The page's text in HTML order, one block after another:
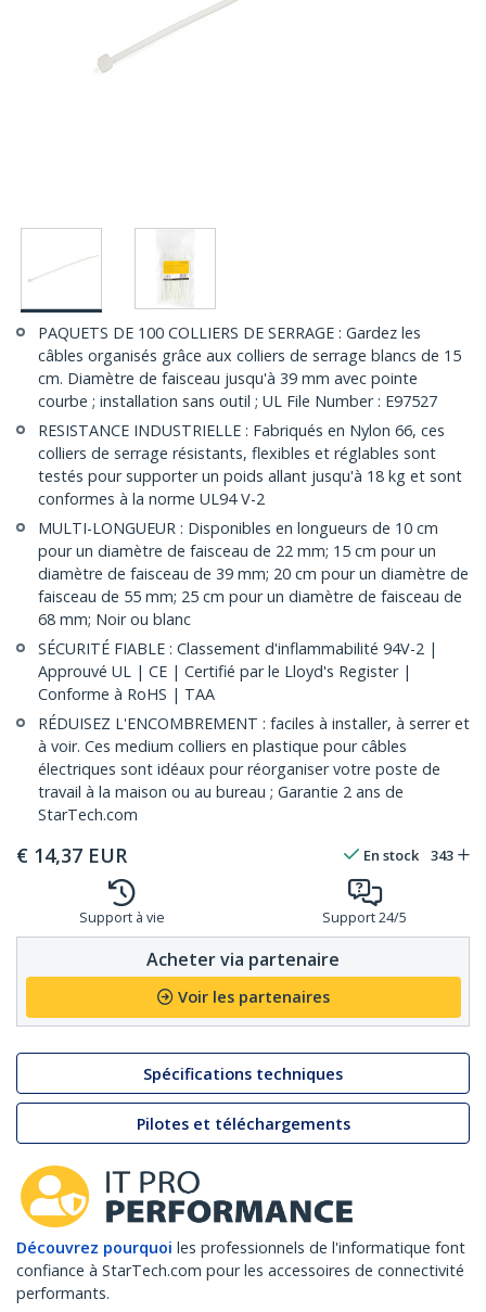
PAQUETS DE 100 COLLIERS DE SERRAGE : Gardez les
câbles organisés grâce aux colliers de serrage blancs de 15
cm. Diamètre de faisceau jusqu'à 39 mm avec pointe
courbe ; installation sans outil ; UL File Number : E97527
RESISTANCE INDUSTRIELLE : Fabriqués en Nylon 66, ces
colliers de serrage résistants, flexibles et réglables sont
testés pour supporter un poids allant jusqu'à 18 kg et sont
conformes à la norme UL94 V-2
MULTI-LONGUEUR : Disponibles en longueurs de 10 cm
pour un diamètre de faisceau de 22 mm; 15 cm pour un
diamètre de faisceau de 39 mm; 20 cm pour un diamètre de
faisceau de 55 mm; 25 cm pour un diamètre de faisceau de
68 mm; Noir ou blanc
SÉCURITÉ FIABLE : Classement d'inflammabilité 94V-2 |
Approuvé UL | CE | Certifié par le Lloyd's Register |
Conforme à RoHS | TAA
RÉDUISEZ L'ENCOMBREMENT : faciles à installer, à serrer et
à voir. Ces medium colliers en plastique pour câbles
électriques sont idéaux pour réorganiser votre poste de
travail à la maison ou au bureau ; Garantie 2 ans de
StarTech.com
€ 14,37 EUR En stock 343
Support à vie Support 24/5
Acheter via partenaire
Voir les partenaires
Spécifications techniques
Pilotes et téléchargements
Découvrez pourquoi les professionnels de l'informatique font
confiance à StarTech.com pour les accessoires de connectivité
performants.